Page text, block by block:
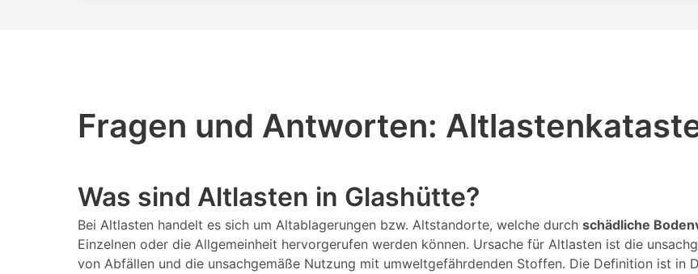
Fragen und Antworten:
Was sind Altlasten in Glashütte?
Bei Altlasten handelt es sich um Altablagerungen bzw. Altstandorte, welche durch schädliche
Einzelnen oder die Allgemeinheit hervorgerufen werden können. Ursache für Altlasten ist die
von Abfällen und die unsachgemäße Nutzung mit umweltgefährdenden Stoffen. Die Definition ist in